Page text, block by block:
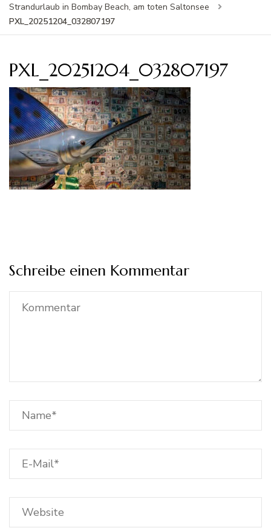
Strandurlaub in Bombay Beach, am toten Saltonsee
PXL_20251204_032807197
PXL_20251204_032807197
Schreibe einen Kommentar